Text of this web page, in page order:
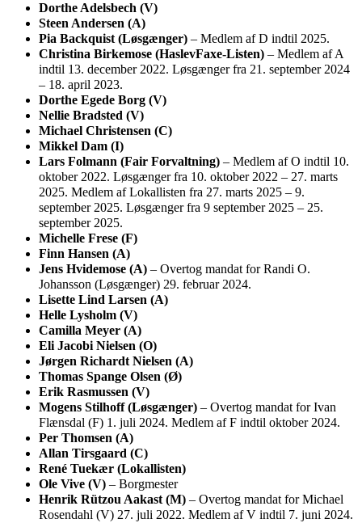
Dorthe Adelsbech (V)
Steen Andersen (A)
Pia Backquist (Løsgænger) – Medlem af D indtil 2025.
Christina Birkemose (HaslevFaxe-Listen) – Medlem af A
indtil 13. december 2022. Løsgænger fra 21. september 2024
– 18. april 2023.
Dorthe Egede Borg (V)
Nellie Bradsted (V)
Michael Christensen (C)
Mikkel Dam (I)
Lars Folmann (Fair Forvaltning) – Medlem af O indtil 10.
oktober 2022. Løsgænger fra 10. oktober 2022 – 27. marts
2025. Medlem af Lokallisten fra 27. marts 2025 – 9.
september 2025. Løsgænger fra 9 september 2025 – 25.
september 2025.
Michelle Frese (F)
Finn Hansen (A)
Jens Hvidemose (A) – Overtog mandat for Randi O.
Johansson (Løsgænger) 29. februar 2024.
Lisette Lind Larsen (A)
Helle Lysholm (V)
Camilla Meyer (A)
Eli Jacobi Nielsen (O)
Jørgen Richardt Nielsen (A)
Thomas Spange Olsen (Ø)
Erik Rasmussen (V)
Mogens Stilhoff (Løsgænger) – Overtog mandat for Ivan
Flænsdal (F) 1. juli 2024. Medlem af F indtil oktober 2024.
Per Thomsen (A)
Allan Tirsgaard (C)
René Tuekær (Lokallisten)
Ole Vive (V) – Borgmester
Henrik Rützou Aakast (M) – Overtog mandat for Michael
Rosendahl (V) 27. juli 2022. Medlem af V indtil 7. juni 2024.